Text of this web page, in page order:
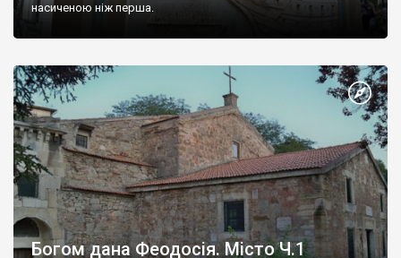
насиченою ніж перша.
Богом дана Феодосія. Місто Ч.1